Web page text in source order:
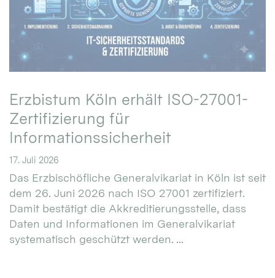
Erzbistum Köln erhält ISO-27001-
Zertifizierung für
Informationssicherheit
17. Juli 2026
Das Erzbischöfliche Generalvikariat in Köln ist seit
dem 26. Juni 2026 nach ISO 27001 zertifiziert.
Damit bestätigt die Akkreditierungsstelle, dass
Daten und Informationen im Generalvikariat
systematisch geschützt werden. ...